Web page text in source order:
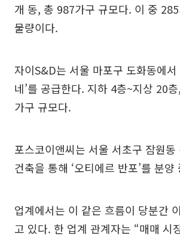
개 동, 총 987가구 규모다. 이 중
물량이다.
자이S&D는 서울 마포구 도화동에서
네’를 공급한다. 지하 4층~지상 20
가구 규모다.
포스코이앤씨는 서울 서초구 잠원동
건축을 통해 ‘오티에르 반포’를 분양
업계에서는 이 같은 흐름이 당분간
고 있다. 한 업계 관계자는 “매매 시